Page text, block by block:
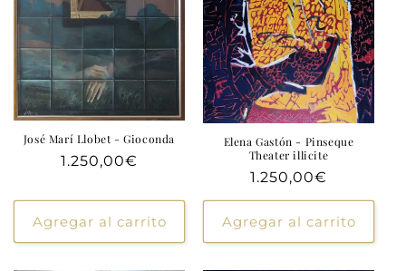
José Marí Llobet - Gioconda
Precio
1.250,00€
Agregar al carrito
Elena Gastón - Pinseque
Theater illicite
Precio
habitual
1.250,00€
Agregar al carrito